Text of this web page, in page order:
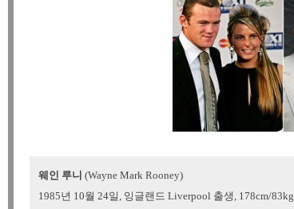
웨인 루니 (Wayne Mark Rooney)
1985년 10월 24일, 잉글랜드 Liverpool 출생, 178cm/83kg